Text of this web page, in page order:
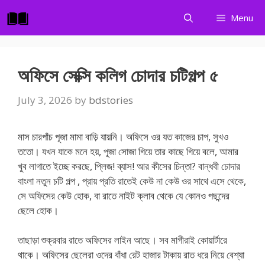
to
content
Menu
অফিসে সেক্সি কলিগ চোদার চটিগল্প ৫
July 3, 2026 by bdstories
মাস চারপাঁচ পূজা মামা বাড়ি যায়নি। অফিসে ওর যত কাজের চাপ, সুখও
ততো। যখন যাকে মনে হয়, পূজা সোজা গিয়ে তার কাছে গিয়ে বলে, আমার
খুব লাগাতে ইচ্ছে করছে, প্লিজ! ব্যাস! আর কীসের চিন্তা? বান্ধবী চোদার
বাংলা নতুন চটি গল্প , প্রায় প্রতি রাতেই কেউ না কেউ ওর সাথে এসে থেকে,
সে অফিসের কেউ হোক, বা রাতে নাইট ক্লাব থেকে যে কোনও পছন্দের
ছেলে হোক।
তাছাড়া শুক্রবার রাতে অফিসের লাইন আছে। সব মাগীরাই কোয়ার্টারে
থাকে। অফিসের ছেলেরা ওদের বাঁধা রেট হাজার টাকায় রাত ধরে নিয়ে বেশ্যা